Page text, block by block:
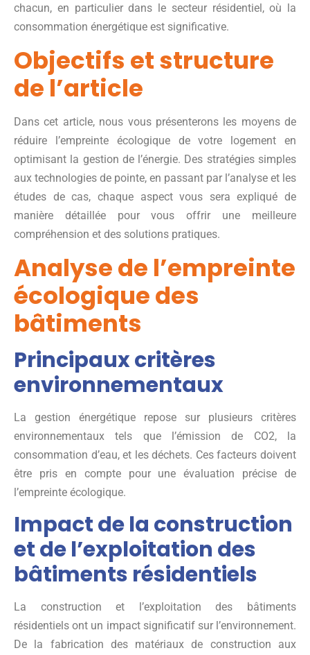
chacun, en particulier dans le secteur résidentiel, où la
consommation énergétique est significative.
Objectifs et structure
de l’article
Dans cet article, nous vous présenterons les moyens de
réduire l’empreinte écologique de votre logement en
optimisant la gestion de l’énergie. Des stratégies simples
aux technologies de pointe, en passant par l’analyse et les
études de cas, chaque aspect vous sera expliqué de
manière détaillée pour vous offrir une meilleure
compréhension et des solutions pratiques.
Analyse de l’empreinte
écologique des
bâtiments
Principaux critères
environnementaux
La gestion énergétique repose sur plusieurs critères
environnementaux tels que l’émission de CO2, la
consommation d’eau, et les déchets. Ces facteurs doivent
être pris en compte pour une évaluation précise de
l’empreinte écologique.
Impact de la construction
et de l’exploitation des
bâtiments résidentiels
La construction et l’exploitation des bâtiments
résidentiels ont un impact significatif sur l’environnement.
De la fabrication des matériaux de construction aux